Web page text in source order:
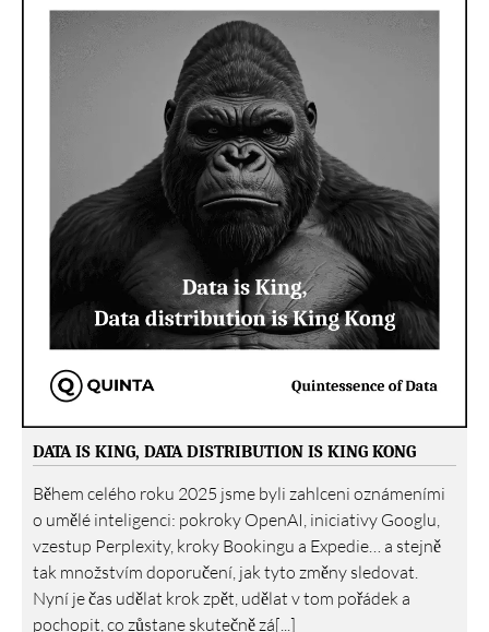
DATA IS KING, DATA DISTRIBUTION IS KING KONG
Během celého roku 2025 jsme byli zahlceni oznámeními
o umělé inteligenci: pokroky OpenAI, iniciativy Googlu,
vzestup Perplexity, kroky Bookingu a Expedie… a stejně
tak množstvím doporučení, jak tyto změny sledovat.
Nyní je čas udělat krok zpět, udělat v tom pořádek a
pochopit, co zůstane skutečně zá[...]